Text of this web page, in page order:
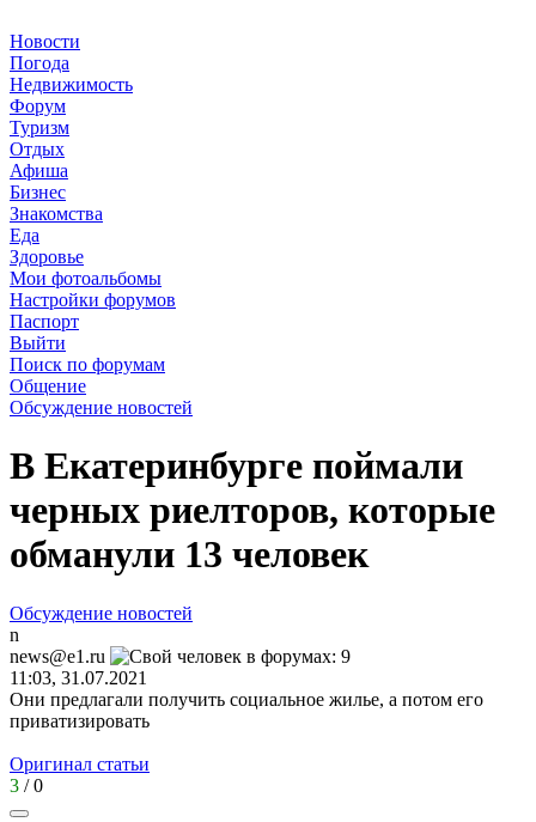
Новости
Погода
Недвижимость
Форум
Туризм
Отдых
Афиша
Бизнес
Знакомства
Еда
Здоровье
Мои фотоальбомы
Настройки форумов
Паспорт
Выйти
Поиск по форумам
Общение
Обсуждение новостей
В Екатеринбурге поймали
черных риелторов, которые
обманули 13 человек
Обсуждение новостей
n
news@e1.ru
11:03, 31.07.2021
Они предлагали получить социальное жилье, а потом его
приватизировать
Оригинал статьи
3 /0